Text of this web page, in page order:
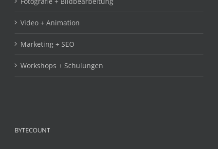
Video + Animation
Marketing + SEO
Workshops + Schulungen
BYTECOUNT